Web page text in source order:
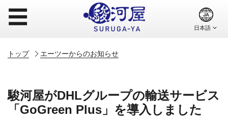
☰
トップ エーツーからのお知らせ
駿河屋がDHLグループの輸送サービス
「GoGreen Plus」を導入しました